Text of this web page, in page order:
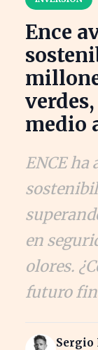
Ence
medio
ENCE ha
en
olores.
futuro
Sergio